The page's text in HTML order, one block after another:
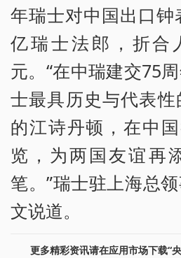
年瑞士对中国出口
亿瑞士法郎，折合
元。“在中瑞建交75
士最具历史与代表
的江诗丹顿，在中
览，为两国友谊再
笔。”瑞士驻上海总
文说道。
更多精彩资讯请在应用市场下载“